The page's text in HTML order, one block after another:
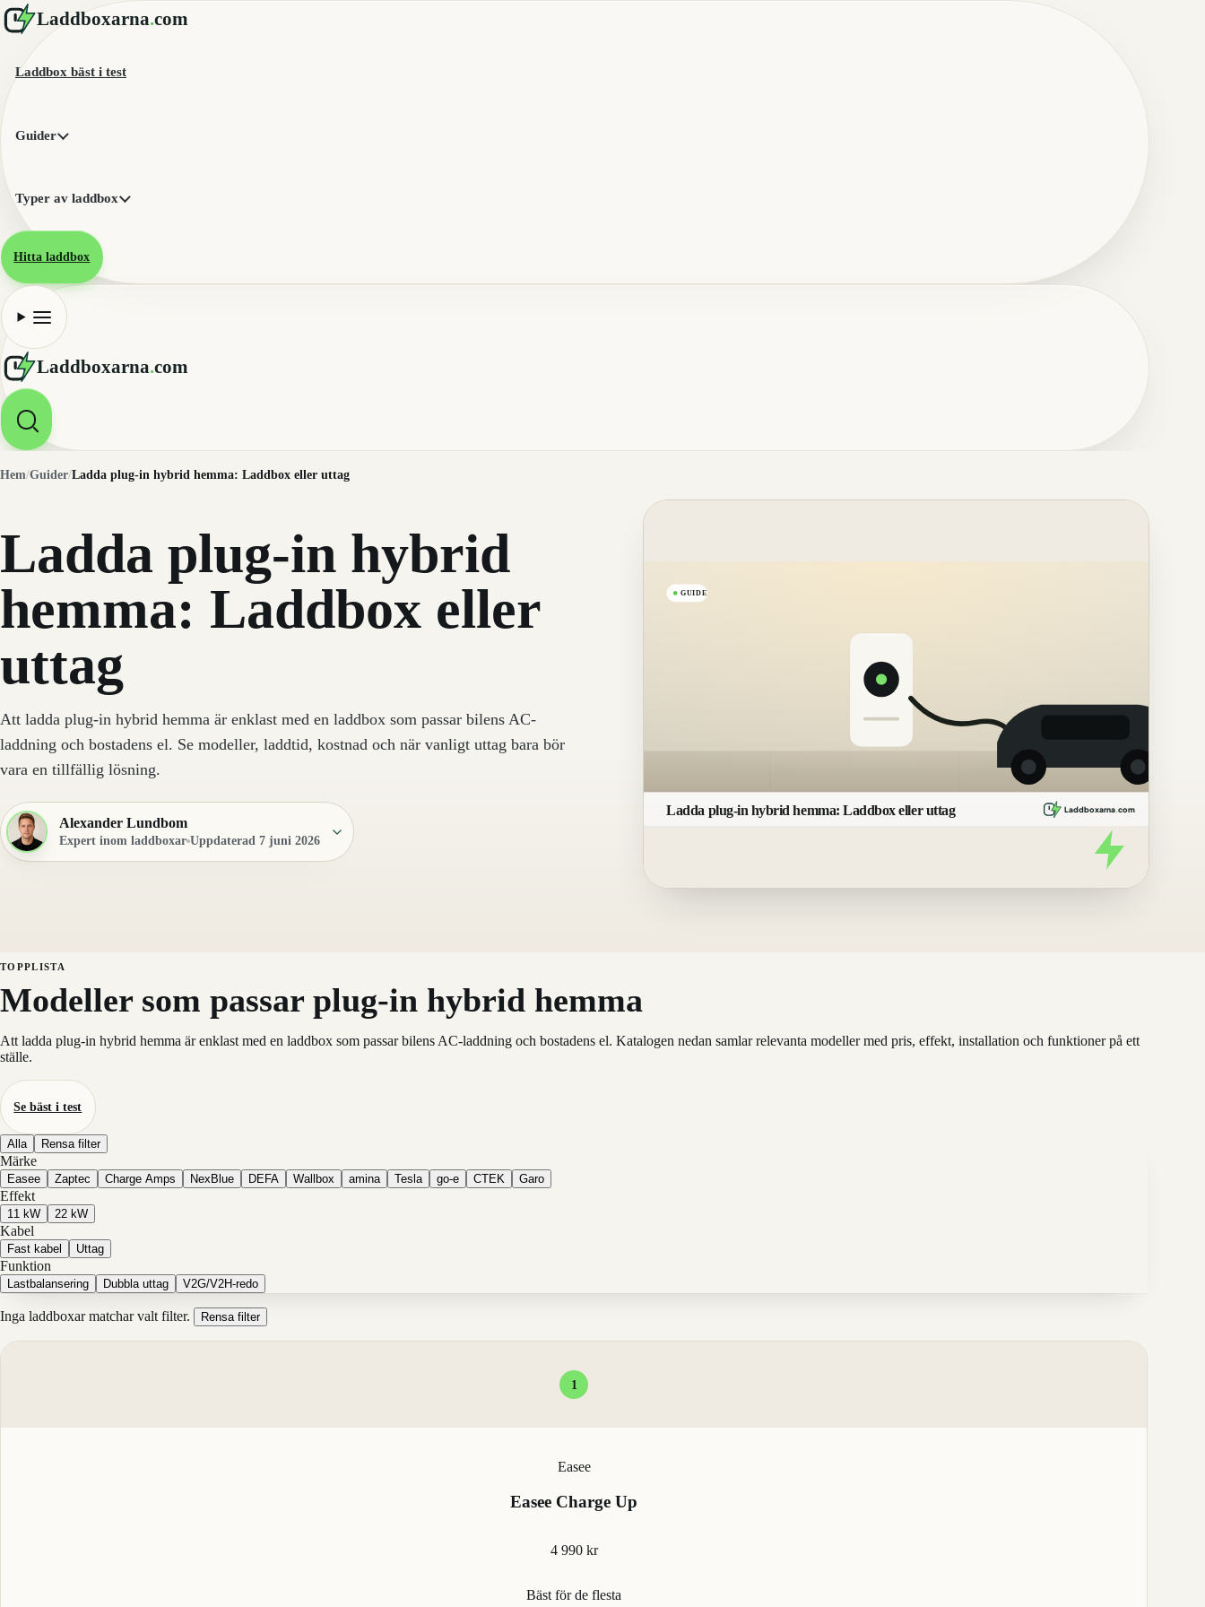
Laddboxarna.com
Laddbox bäst i test
Guider
Typer av laddbox
Hitta laddbox
Laddboxarna.com
Hem/Guider/Ladda plug-in hybrid hemma: Laddbox eller uttag
Ladda plug-in hybrid
hemma: Laddbox eller
uttag
Att ladda plug-in hybrid hemma är enklast med en laddbox som passar bilens AC-
laddning och bostadens el. Se modeller, laddtid, kostnad och när vanligt uttag bara bör
vara en tillfällig lösning.
Alexander Lundbom
Expert inom laddboxar Uppdaterad 7 juni 2026
GUIDE
Ladda plug-in hybrid hemma: Laddbox eller uttag Laddboxarna.com
TOPPLISTA
Modeller som passar plug-in hybrid hemma
Att ladda plug-in hybrid hemma är enklast med en laddbox som passar bilens AC-laddning och bostadens el. Katalogen nedan samlar relevanta modeller med pris, effekt, installation och funktioner på ett
ställe.
Se bäst i test
Alla Rensa filter
Märke
Easee Zaptec Charge Amps NexBlue DEFA Wallbox amina Tesla go-e CTEK Garo
Effekt
11 kW 22 kW
Kabel
Fast kabel Uttag
Funktion
Lastbalansering Dubbla uttag V2G/V2H-redo
Inga laddboxar matchar valt filter. Rensa filter
1
Easee
Easee Charge Up
4 990 kr
Bäst för de flesta